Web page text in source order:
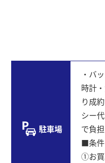
駐車場
・バ
時計
り成
シー
で負
■条件
①お買